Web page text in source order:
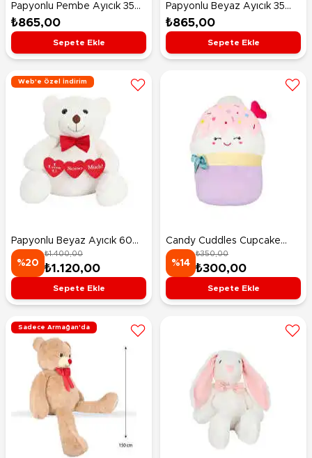
Papyonlu Pembe Ayıcık 35
Cm
₺865,00
Sepete Ekle
Papyonlu Beyaz Ayıcık 35
Cm
₺865,00
Sepete Ekle
Web'e Özel İndirim
Papyonlu Beyaz Ayıcık 60
Cm
%20
₺1.400,00
₺1.120,00
Sepete Ekle
Candy Cuddles Cupcake
Love Peluş
%14
₺350,00
₺300,00
Sepete Ekle
Sadece Armağan'da